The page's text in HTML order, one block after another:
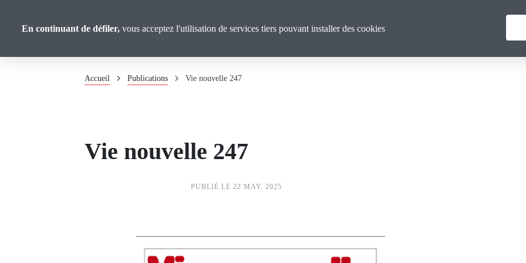
Confédérale
principal
Qui sommes nous ?
Accueil Publications Vie nouvelle 247
Vie nouvelle 247
PUBLIÉ LE 22 MAY. 2025
En continuant de défiler, vous acceptez l'utilisation de services tiers pouvant installer des cookies